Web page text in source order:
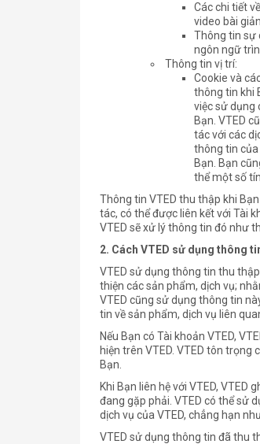
Các chi tiết
video bài
Thông tin sự
ngôn ngữ
Thông tin vị trí:
Cookie và
thông tin khi
việc sử dụng
Bạn. VTED
tác với các
thông tin của
Bạn. Bạn
thể một số
Thông tin VTED thu thập khi
tác, có thể được liên kết với Tài
VTED sẽ xử lý thông tin đó như
2. Cách VTED sử dụng thông
VTED sử dụng thông tin thu
thiện các sản phẩm, dịch vụ;
VTED cũng sử dụng thông tin
tin về sản phẩm, dịch vụ liên
Nếu Bạn có Tài khoản VTED,
hiện trên VTED. VTED tôn
Bạn.
Khi Bạn liên hệ với VTED,
đang gặp phải. VTED có thể sử
dịch vụ của VTED, chẳng hạn
VTED sử dụng thông tin đã thu